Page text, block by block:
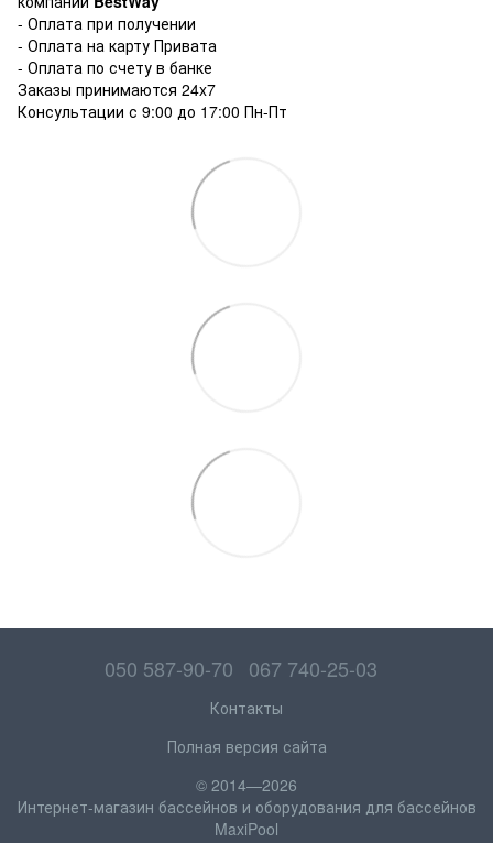
- Оплата при получении
- Оплата на карту Привата
- Оплата по счету в банке
Заказы принимаются 24x7
Консультации с 9:00 до 17:00 Пн-Пт
050 587-90-70 067 740-25-03
Контакты
Полная версия сайта
© 2014—2026
Интернет-магазин бассейнов и оборудования для бассейнов
MaxiPool